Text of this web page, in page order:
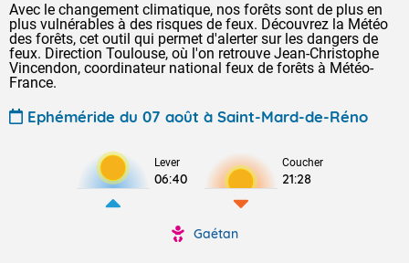
Avec le changement climatique, nos forêts sont de plus en
plus vulnérables à des risques de feux. Découvrez la Météo
des forêts, cet outil qui permet d'alerter sur les dangers de
feux. Direction Toulouse, où l'on retrouve Jean-Christophe
Vincendon, coordinateur national feux de forêts à Météo-
France.
Ephéméride du 07 août à Saint-Mard-de-Réno
Lever
06:40
Coucher
21:28
Gaétan